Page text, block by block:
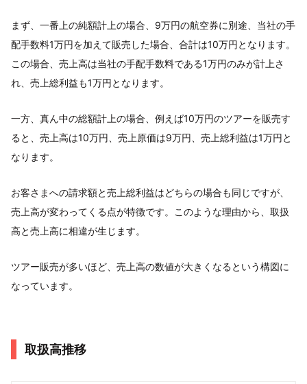
まず、一番上の純額計上の場合、9万円の航空券に別途、当社の手
配手数料1万円を加えて販売した場合、合計は10万円となります。
この場合、売上高は当社の手配手数料である1万円のみが計上さ
れ、売上総利益も1万円となります。
一方、真ん中の総額計上の場合、例えば10万円のツアーを販売す
ると、売上高は10万円、売上原価は9万円、売上総利益は1万円と
なります。
お客さまへの請求額と売上総利益はどちらの場合も同じですが、
売上高が変わってくる点が特徴です。このような理由から、取扱
高と売上高に相違が生じます。
ツアー販売が多いほど、売上高の数値が大きくなるという構図に
なっています。
取扱高推移